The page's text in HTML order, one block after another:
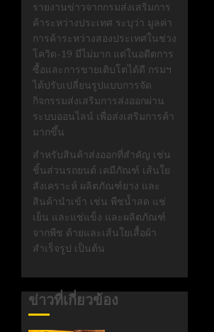
รายงานข่าวจากกรมส่งเสริมการ
ค้าระหว่างประเทศ ระบุว่า มูลค่า
การค้าระหว่างสองประเทศในช่วง
โควิด-19 มีไม่มาก แต่ในอดีตการ
ซื้อและการขายเติบโตได้ดี กรมฯ
ได้ปรับเปลี่ยนรูปแบบการจัด
กิจกรรมส่งเสริมการส่งออกผ่าน
ระบบออนไลน์ เพื่อส่งเสริมการค้า
มากขึ้น
สำหรับสินค้าส่งออกที่สำคัญ เช่น
ชิ้นส่วนรถยนต์ เคมีภัณฑ์ เส้นใย
สังเคราะห์ ผลิตภัณฑ์ยาง และ
สินค้านำเข้า เช่น พืชน้ำสด แช่
เย็น และแช่แข็ง และผลิตภัณฑ์
จากพืช ด้ายและเส้นใยเสื้อผ้า
สำเร็จรูป เป็นต้น
ข่าวที่เกี่ยวข้อง